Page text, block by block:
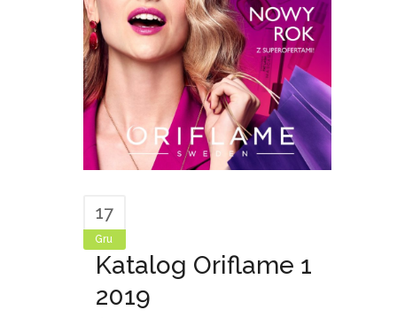
17
Gru
Katalog Oriflame 1
2019